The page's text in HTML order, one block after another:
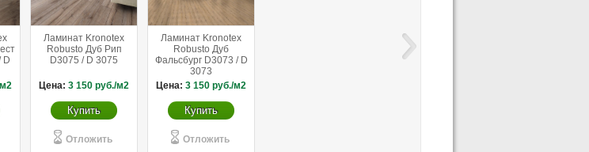
D
Ламинат Kronotex
Robusto Дуб Рип
D3075 / D 3075
Цена: 3 150 руб./м2
Купить
Отложить
Ламинат Kronotex
Robusto Дуб
Фальсбург D3073 / D
3073
Цена: 3 150 руб./м2
Купить
Отложить
Ламинат Kronotex
Amazone Дуб
таймлесс бежевый D